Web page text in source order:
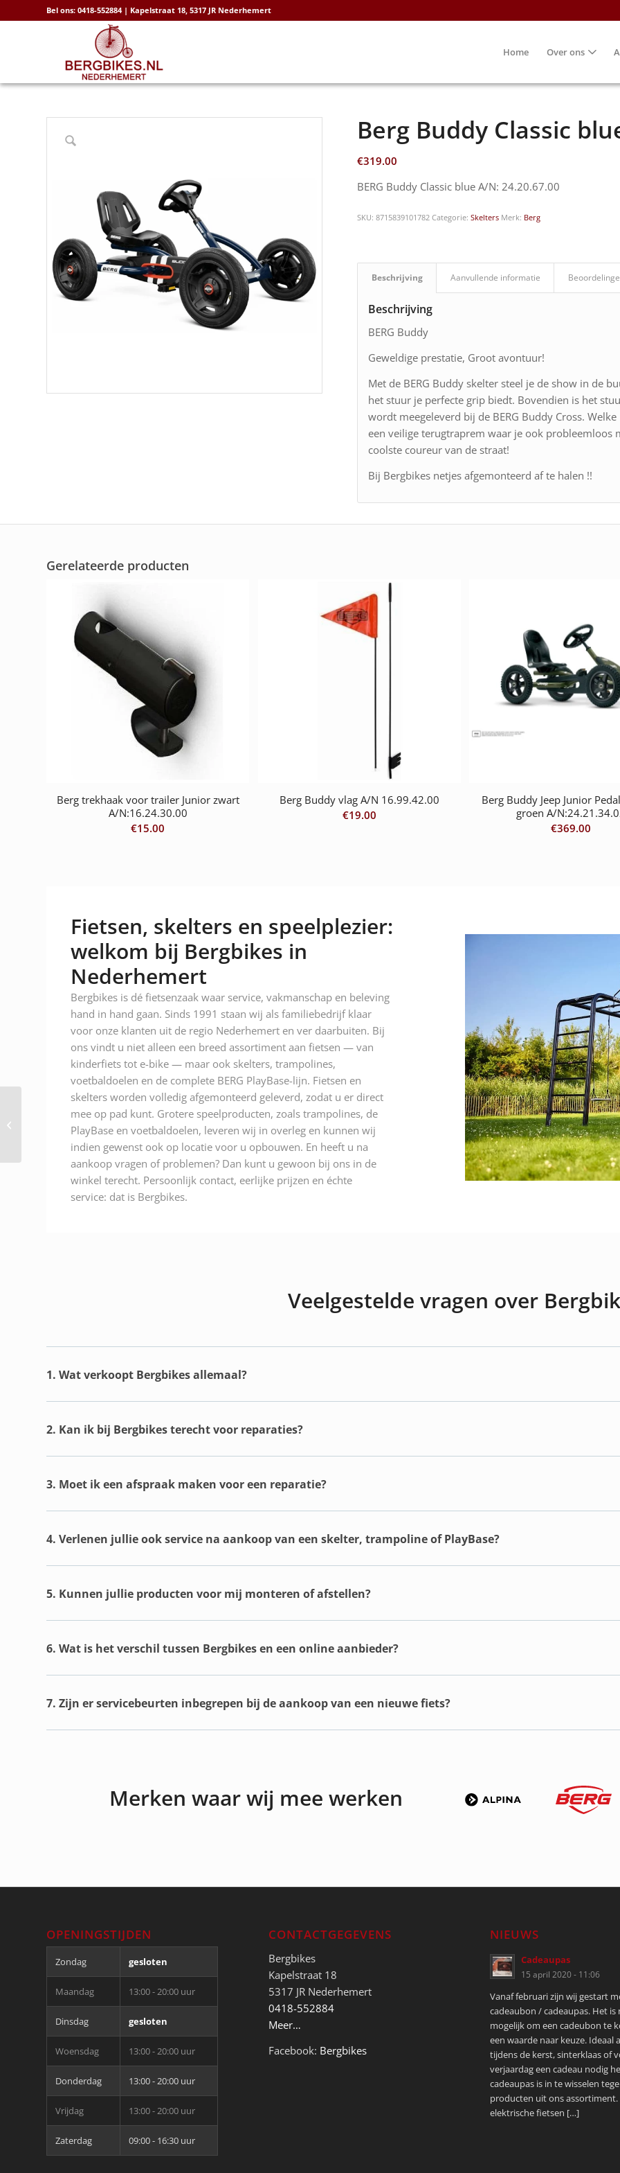
Bel ons: 0418-552884 | Kapelstraat 18, 5317 JR Nederhemert
Home Over ons
Berg Buddy Classic
€319.00
BERG Buddy Classic blue A/N: 24.20.67.00
SKU:8715839101782 Categorie:Skelters Merk: Berg
Beschrijving Aanvullende informatie
Beschrijving
BERG Buddy
Geweldige prestatie, Groot avontuur!
Met de BERG Buddy skelter steel je de show in de
het stuur je perfecte grip biedt. Bovendien is het
wordt meegeleverd bij de BERG Buddy Cross.
een veilige terugtraprem waar je ook
coolste coureur van de straat!
Bij Bergbikes netjes afgemonteerd af te halen !!
Gerelateerde producten
Berg trekhaak voor trailer Junior zwart
A/N:16.24.30.00
€15.00
Berg Buddy vlag A/N 16.99.42.00
€19.00
Berg Buddy Jeep Junior
groen A/
€369.00
Fietsen, skelters en speelplezier:
welkom bij Bergbikes in
Nederhemert
Bergbikes is dé fietsenzaak waar service, vakmanschap en beleving
hand in hand gaan. Sinds 1991 staan wij als familiebedrijf klaar
voor onze klanten uit de regio Nederhemert en ver daarbuiten. Bij
ons vindt u niet alleen een breed assortiment aan fietsen — van
kinderfiets tot e-bike — maar ook skelters, trampolines,
voetbaldoelen en de complete BERG PlayBase-lijn. Fietsen en
skelters worden volledig afgemonteerd geleverd, zodat u er direct
mee op pad kunt. Grotere speelproducten, zoals trampolines, de
PlayBase en voetbaldoelen, leveren wij in overleg en kunnen wij
indien gewenst ook op locatie voor u opbouwen. En heeft u na
aankoop vragen of problemen? Dan kunt u gewoon bij ons in de
winkel terecht. Persoonlijk contact, eerlijke prijzen en échte
service: dat is Bergbikes.
Veelgestelde vragen over
1. Wat verkoopt Bergbikes allemaal?
2. Kan ik bij Bergbikes terecht voor reparaties?
3. Moet ik een afspraak maken voor een reparatie?
4. Verlenen jullie ook service na aankoop van een skelter, trampoline of PlayBase?
5. Kunnen jullie producten voor mij monteren of afstellen?
6. Wat is het verschil tussen Bergbikes en een online aanbieder?
7. Zijn er servicebeurten inbegrepen bij de aankoop van een nieuwe fiets?
Merken waar wij mee werken
OPENINGSTIJDEN
Zondag gesloten
Maandag 13:00 - 20:00 uur
Dinsdag gesloten
Woensdag 13:00 - 20:00 uur
Donderdag 13:00 - 20:00 uur
Vrijdag 13:00 - 20:00 uur
Zaterdag 09:00 - 16:30 uur
CONTACTGEGEVENS
Bergbikes
Kapelstraat 18
5317 JR Nederhemert
0418-552884
Meer…
Facebook: Bergbikes
NIEUWS
Cadeaupas
15 april 2020 - 11:06
Vanaf februari zijn wij gestart
cadeaubon / cadeaupas. Het is
mogelijk om een cadeubon te
een waarde naar keuze. Ideaal
tijdens de kerst, sinterklaas of
verjaardag een cadeau nodig
cadeaupas is in te wisselen
producten uit ons assortiment.
elektrische fietsen […]
Bikefun Kids Girly 12
Pink Meisjes 2026